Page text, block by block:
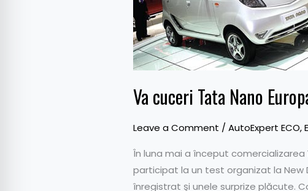
Va cuceri Tata Nano
Leave a Comment /AutoExpert ECO,
În luna mai a început
participat la un test organizat la New
înregistrat şi unele surprize plăcute.
Europa?